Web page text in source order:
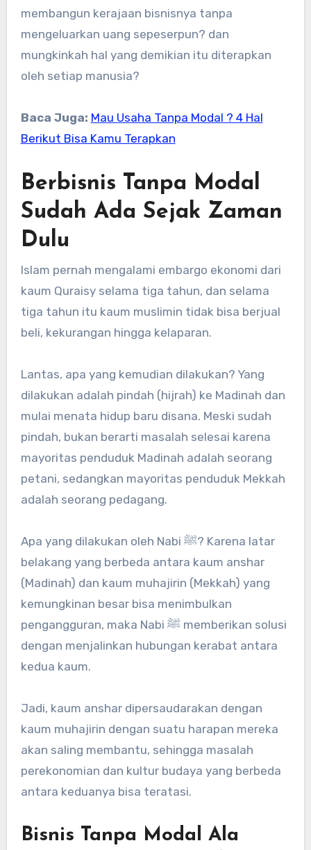
membangun kerajaan bisnisnya tanpa
mengeluarkan uang sepeserpun? dan
mungkinkah hal yang demikian itu diterapkan
oleh setiap manusia?
Baca Juga: Mau Usaha Tanpa Modal ? 4 Hal
Berikut Bisa Kamu Terapkan
Berbisnis Tanpa Modal
Sudah Ada Sejak Zaman
Dulu
Islam pernah mengalami embargo ekonomi dari
kaum Quraisy selama tiga tahun, dan selama
tiga tahun itu kaum muslimin tidak bisa berjual
beli, kekurangan hingga kelaparan.
Lantas, apa yang kemudian dilakukan? Yang
dilakukan adalah pindah (hijrah) ke Madinah dan
mulai menata hidup baru disana. Meski sudah
pindah, bukan berarti masalah selesai karena
mayoritas penduduk Madinah adalah seorang
petani, sedangkan mayoritas penduduk Mekkah
adalah seorang pedagang.
Apa yang dilakukan oleh Nabi ﷺ? Karena latar
belakang yang berbeda antara kaum anshar
(Madinah) dan kaum muhajirin (Mekkah) yang
kemungkinan besar bisa menimbulkan
pengangguran, maka Nabi ﷺ memberikan solusi
dengan menjalinkan hubungan kerabat antara
kedua kaum.
Jadi, kaum anshar dipersaudarakan dengan
kaum muhajirin dengan suatu harapan mereka
akan saling membantu, sehingga masalah
perekonomian dan kultur budaya yang berbeda
antara keduanya bisa teratasi.
Bisnis Tanpa Modal Ala